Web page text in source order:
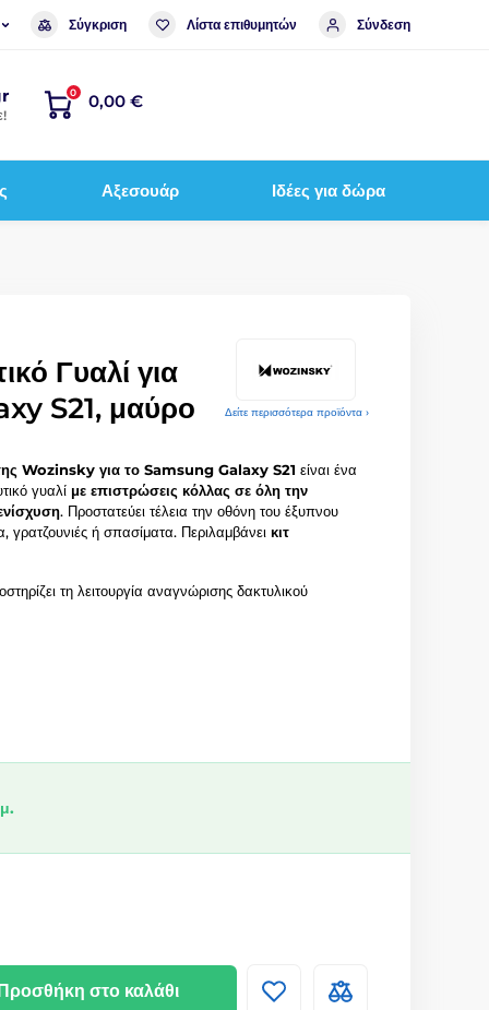
Σύγκριση Λίστα επιθυμητών Σύνδεση
0 0,00 €
Αξεσουάρ Ιδέες για δώρα
Δείτε περισσότερα προϊόντα ›
Γυαλί για
S21, μαύρο
Wozinsky για το Samsung Galaxy S21 είναι ένα
γυαλί με επιστρώσεις κόλλας σε όλη την
. Προστατεύει τέλεια την οθόνη του έξυπνου
ή σπασίματα. Περιλαμβάνει κιτ
τη λειτουργία αναγνώρισης δακτυλικού
στο καλάθι